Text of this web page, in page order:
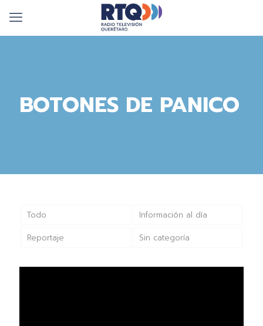
BOTONES DE PANICO
Todo Información al día
Reportaje Sin categoría